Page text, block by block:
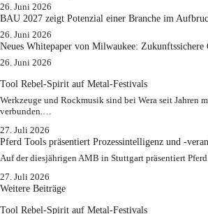
26. Juni 2026
BAU 2027 zeigt Potenzial einer Branche im
26. Juni 2026
Neues Whitepaper von Milwaukee: Zukunftssichere
26. Juni 2026
Tool Rebel-Spirit auf Metal-Festivals
Werkzeuge und Rockmusik sind bei Wera seit Jahren
verbunden.…
27. Juli 2026
Pferd Tools präsentiert Prozessintelligenz und -
Auf der diesjährigen AMB in Stuttgart präsentiert
27. Juli 2026
Weitere Beiträge
Tool Rebel-Spirit auf Metal-Festivals